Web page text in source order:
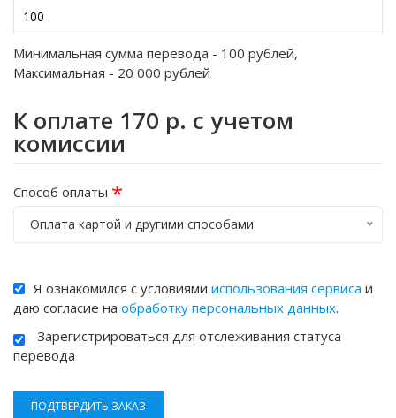
Минимальная сумма перевода - 100 рублей,
Максимальная - 20 000 рублей
К оплате 170 р. с учетом
комиссии
Способ оплаты *
Оплата картой и другими способами
Я ознакомился с условиями использования сервиса и
даю согласие на обработку персональных данных.
Зарегистрироваться для отслеживания статуса
перевода
ПОДТВЕРДИТЬ ЗАКАЗ